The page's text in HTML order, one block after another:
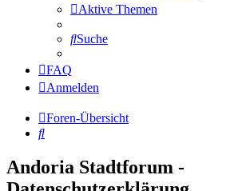
Aktive Themen
Suche
FAQ
Anmelden
Foren-Übersicht
Suche
Andoria Stadtforum -